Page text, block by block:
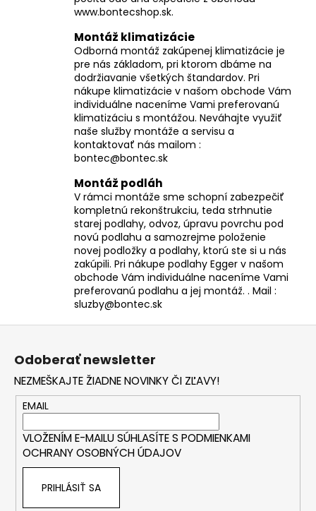
www.bontecshop.sk.
Montáž klimatizácie
Odborná montáž zakúpenej klimatizácie je
pre nás základom, pri ktorom dbáme na
dodržiavanie všetkých štandardov. Pri
nákupe klimatizácie v našom obchode Vám
individuálne naceníme Vami preferovanú
klimatizáciu s montážou. Neváhajte využiť
naše služby montáže a servisu a
kontaktovať nás mailom :
bontec@bontec.sk
Montáž podláh
V rámci montáže sme schopní zabezpečiť
kompletnú rekonštrukciu, teda strhnutie
starej podlahy, odvoz, úpravu povrchu pod
novú podlahu a samozrejme položenie
novej podložky a podlahy, ktorú ste si u nás
zakúpili. Pri nákupe podlahy Egger v našom
obchode Vám individuálne naceníme Vami
preferovanú podlahu a jej montáž. . Mail :
sluzby@bontec.sk
Z
Odoberať newsletter
NEZMEŠKAJTE ŽIADNE NOVINKY ČI ZĽAVY!
EMAIL
VLOŽENÍM E-MAILU SÚHLASÍTE S PODMIENKAMI
OCHRANY OSOBNÝCH ÚDAJOV
PRIHLÁSIŤ SA